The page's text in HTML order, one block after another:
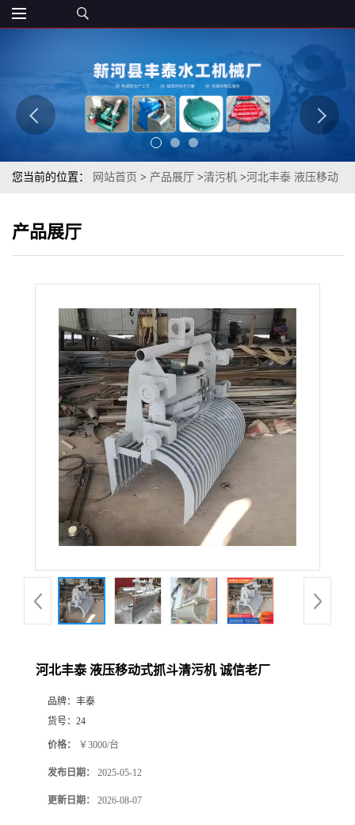
您当前的位置： 网站首页 > 产品展厅 >清污机 >河北丰泰 液压移动
产品展厅
河北丰泰 液压移动式抓斗清污机 诚信老厂
品牌： 丰泰
货号： 24
价格： ￥3000/台
发布日期： 2025-05-12
更新日期： 2026-08-07